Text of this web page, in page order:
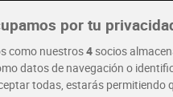
las ventajas y ofertas exclusivas.
la APP Dia
por tu
como nuestros4socios
datos de navegación o
todas, estarás permitiendo